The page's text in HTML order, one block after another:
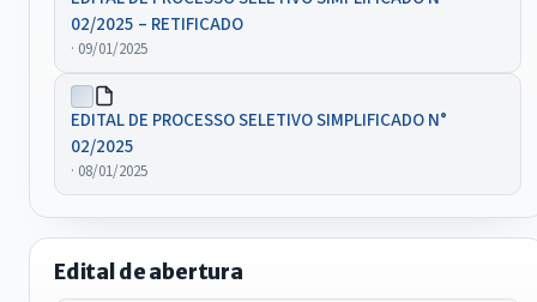
02/2025 – RETIFICADO
· 09/01/2025
EDITAL DE PROCESSO SELETIVO SIMPLIFICADO N°
02/2025
· 08/01/2025
Edital de abertura